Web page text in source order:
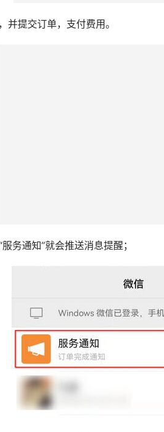
并提交订单，支付费用。
务通知”就会推送消息提醒；